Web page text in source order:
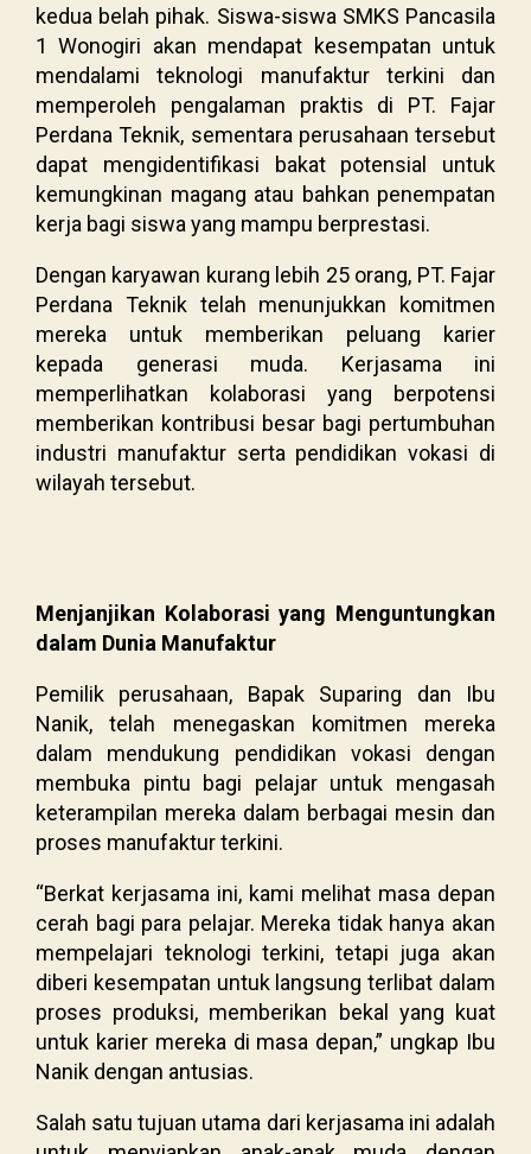
kedua belah pihak. Siswa-siswa SMKS Pancasila
1 Wonogiri akan mendapat kesempatan untuk
mendalami teknologi manufaktur terkini dan
memperoleh pengalaman praktis di PT. Fajar
Perdana Teknik, sementara perusahaan tersebut
dapat mengidentifikasi bakat potensial untuk
kemungkinan magang atau bahkan penempatan
kerja bagi siswa yang mampu berprestasi.
Dengan karyawan kurang lebih 25 orang, PT. Fajar
Perdana Teknik telah menunjukkan komitmen
mereka untuk memberikan peluang karier
kepada generasi muda. Kerjasama ini
memperlihatkan kolaborasi yang berpotensi
memberikan kontribusi besar bagi pertumbuhan
industri manufaktur serta pendidikan vokasi di
wilayah tersebut.
Menjanjikan Kolaborasi yang Menguntungkan
dalam Dunia Manufaktur
Pemilik perusahaan, Bapak Suparing dan Ibu
Nanik, telah menegaskan komitmen mereka
dalam mendukung pendidikan vokasi dengan
membuka pintu bagi pelajar untuk mengasah
keterampilan mereka dalam berbagai mesin dan
proses manufaktur terkini.
“Berkat kerjasama ini, kami melihat masa depan
cerah bagi para pelajar. Mereka tidak hanya akan
mempelajari teknologi terkini, tetapi juga akan
diberi kesempatan untuk langsung terlibat dalam
proses produksi, memberikan bekal yang kuat
untuk karier mereka di masa depan,” ungkap Ibu
Nanik dengan antusias.
Salah satu tujuan utama dari kerjasama ini adalah